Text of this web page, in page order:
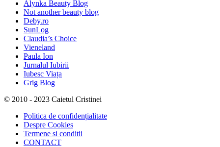
Alynka Beauty Blog
Not another beauty blog
Deby.ro
SunLog
Claudia’s Choice
Vieneland
Paula Ion
Jurnalul Iubirii
Iubesc Viața
Grig Blog
© 2010 - 2023 Caietul Cristinei
Politica de confidențialitate
Despre Cookies
Termene si conditii
CONTACT